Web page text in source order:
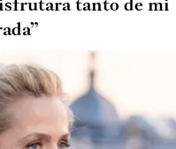
tanto de mi